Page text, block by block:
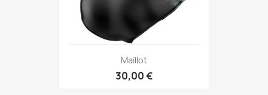
Maillot
30,00 €